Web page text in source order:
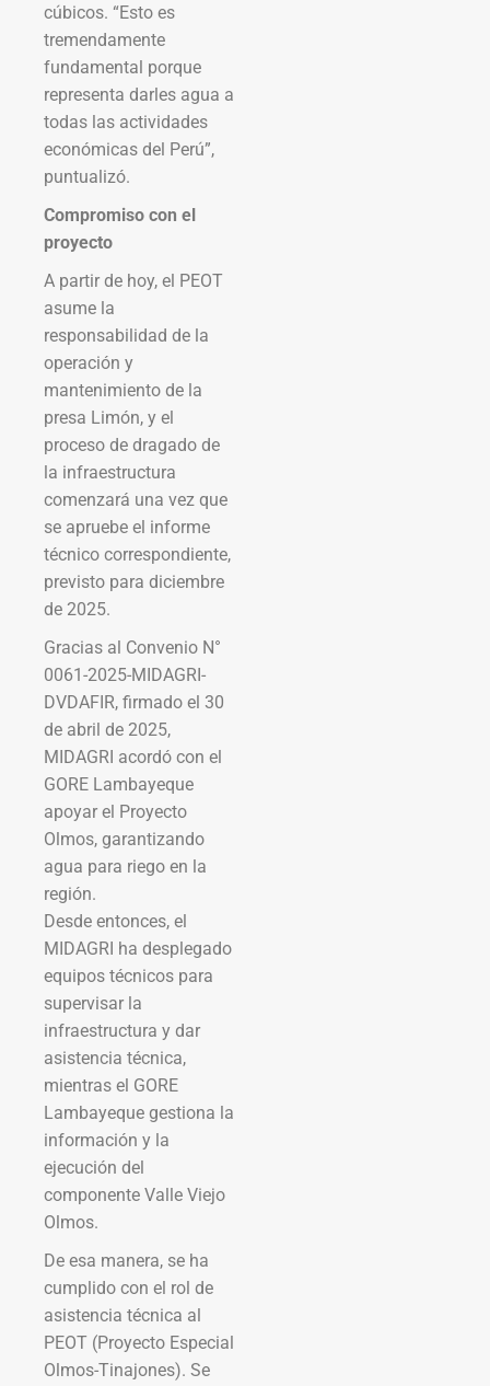
cúbicos. “Esto es
tremendamente
fundamental porque
representa darles agua a
todas las actividades
económicas del Perú”,
puntualizó.
Compromiso con el
proyecto
A partir de hoy, el PEOT
asume la
responsabilidad de la
operación y
mantenimiento de la
presa Limón, y el
proceso de dragado de
la infraestructura
comenzará una vez que
se apruebe el informe
técnico correspondiente,
previsto para diciembre
de 2025.
Gracias al Convenio N°
0061-2025-MIDAGRI-
DVDAFIR, firmado el 30
de abril de 2025,
MIDAGRI acordó con el
GORE Lambayeque
apoyar el Proyecto
Olmos, garantizando
agua para riego en la
región.
Desde entonces, el
MIDAGRI ha desplegado
equipos técnicos para
supervisar la
infraestructura y dar
asistencia técnica,
mientras el GORE
Lambayeque gestiona la
información y la
ejecución del
componente Valle Viejo
Olmos.
De esa manera, se ha
cumplido con el rol de
asistencia técnica al
PEOT (Proyecto Especial
Olmos-Tinajones). Se